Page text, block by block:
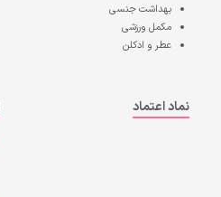
بهداشت جنسی
مکمل ورزشی
عطر و ادکلن
نماد اعتماد